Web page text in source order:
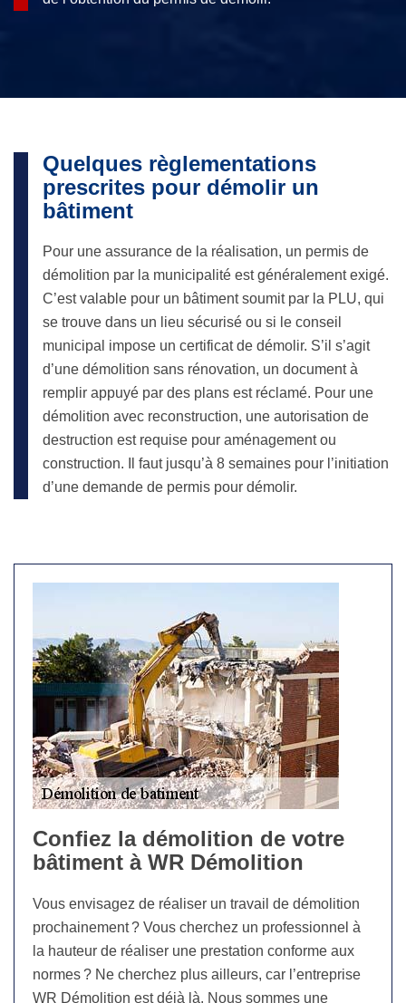
Quelques règlementations
prescrites pour démolir un
bâtiment
Pour une assurance de la réalisation, un permis de
démolition par la municipalité est généralement exigé.
C’est valable pour un bâtiment soumit par la PLU, qui
se trouve dans un lieu sécurisé ou si le conseil
municipal impose un certificat de démolir. S’il s’agit
d’une démolition sans rénovation, un document à
remplir appuyé par des plans est réclamé. Pour une
démolition avec reconstruction, une autorisation de
destruction est requise pour aménagement ou
construction. Il faut jusqu’à 8 semaines pour l’initiation
d’une demande de permis pour démolir.
Confiez la démolition de votre
bâtiment à WR Démolition
Vous envisagez de réaliser un travail de démolition
prochainement ? Vous cherchez un professionnel à
la hauteur de réaliser une prestation conforme aux
normes ? Ne cherchez plus ailleurs, car l’entreprise
WR Démolition est déjà là. Nous sommes une